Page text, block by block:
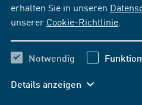
erhalten Sie in unseren
unserer Cookie-Richtlinie
Notwendig
Details anzeigen